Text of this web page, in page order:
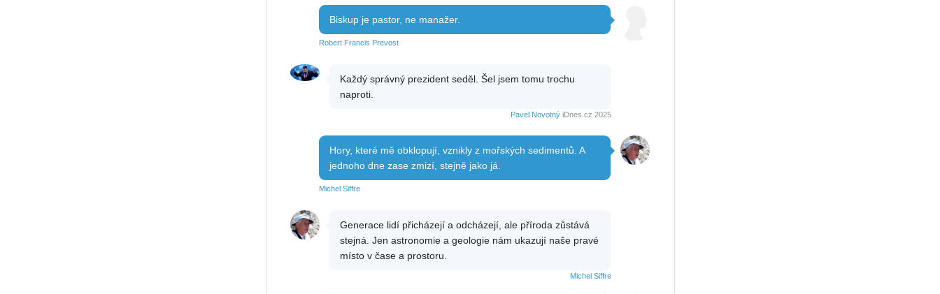
Biskup je pastor, ne manažer.
Robert Francis Prevost
Každý správný prezident seděl. Šel jsem tomu trochu
naproti.
Pavel NovotnýiDnes.cz 2025
Hory, které mě obklopují, vznikly z mořských sedimentů. A
jednoho dne zase zmizí, stejně jako já.
Michel Siffre
Generace lidí přicházejí a odcházejí, ale příroda zůstává
stejná. Jen astronomie a geologie nám ukazují naše pravé
místo v čase a prostoru.
Michel Siffre